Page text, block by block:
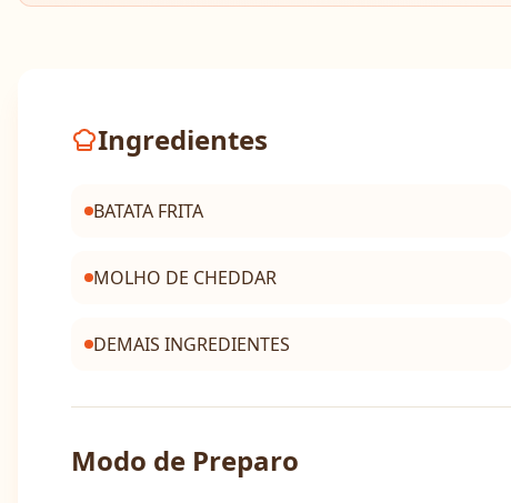
Ingredientes
BATATA FRITA
MOLHO DE CHEDDAR
DEMAIS INGREDIENTES
Modo de Preparo